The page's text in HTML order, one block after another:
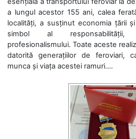
a lungul acestor 155 ani, calea
localități, a susținut economia țării
simbol al
profesionalismului. Toate aceste
datorită generațiilor de feroviari,
munca și viața acestei ramuri....